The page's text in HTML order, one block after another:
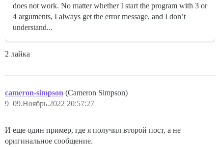
does not work. No matter whether I start the program with 3 or
4 arguments, I always get the error message, and I don’t
understand...
2 лайка
cameron-simpson (Cameron Simpson)
09.Ноябрь.2022 20:57:27
9
И еще один пример, где я получил второй пост, а не
оригинальное сообщение.